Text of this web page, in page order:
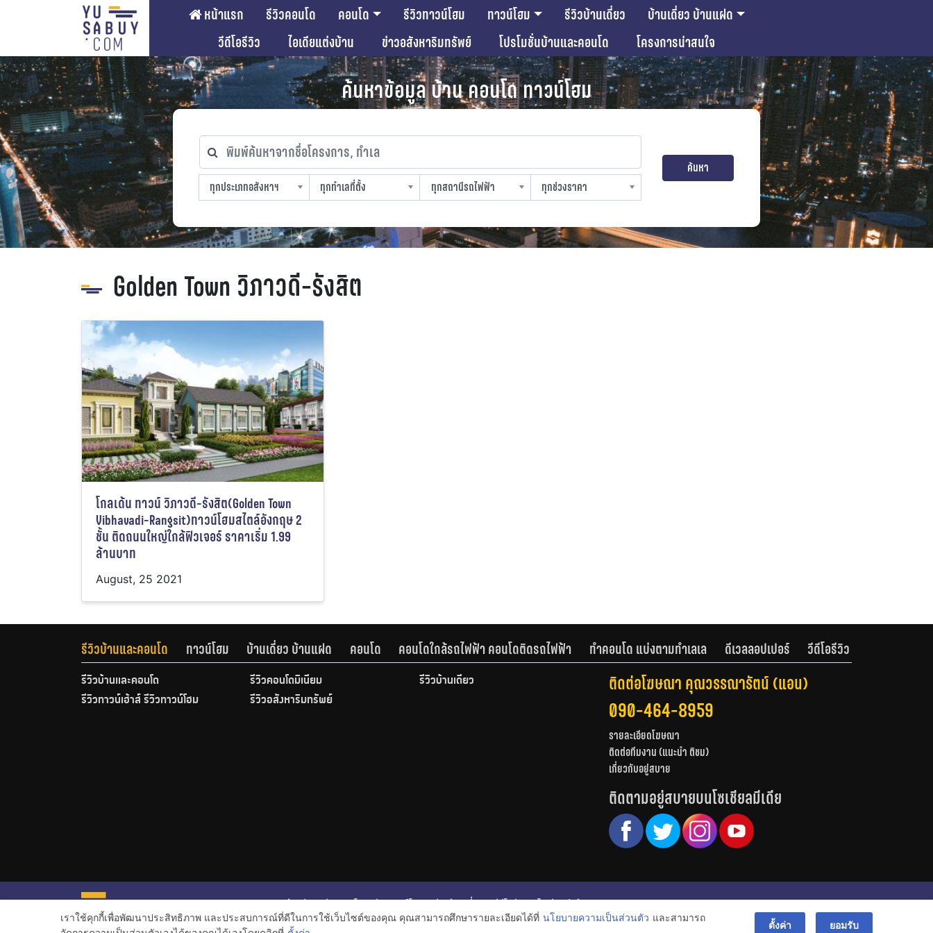
หน้าแรก รีวิวคอนโด คอนโด รีวิวทาวน์โฮม ทาวน์โฮม รีวิวบ้านเดี่ยว
บ้านเดี่ยว บ้านแฝด
วีดีโอรีวิว
ไอเดียแต่งบ้าน ข่าวอสังหาริมทรัพย์ โปรโมชั่นบ้านและคอนโด โครงการน่าสนใจ
ค้นหาข้อมูล บ้าน คอนโด ทาวน์โฮม
พิมพ์ค้นหาจากชื่อโครงการ, ทำเล
ทุกประเภทอสังหาฯ
ทุกประเภทอสังหาฯ
ทุกทำเลที่ตั้ง
ทุกทำเลที่ตั้ง
ทุกสถานีรถไฟฟ้า
ทุกสถานีรถไฟฟ้า
ทุกช่วงราคา
ทุกช่วงราคา
ค้นหา
Golden Town วิภาวดี-รังสิต
โกลเด้น ทาวน์ วิภาวดี-รังสิต(Golden Town
Vibhavadi-Rangsit)ทาวน์โฮมสไตล์อังกฤษ 2
ชั้น ติดถนนใหญ่ใกล้ฟิวเจอร์ ราคาเริ่ม 1.99
ล้านบาท
August, 25 2021
รีวิวบ้านและคอนโด ทาวน์โฮม บ้านเดี่ยว บ้านแฝด คอนโด คอนโดใกล้รถไฟฟ้า คอนโดติดรถไฟฟ้า ทำคอนโด แบ่งตามทำเลเล ดีเวลลอปเปอร์ วีดีโอรีวิว
รีวิวบ้านและคอนโด รีวิวคอนโดมิเนียม
รีวิวบ้านเดี่ยว
รีวิวทาวน์เฮ้าส์ รีวิวทาวน์โฮม
รีวิวอสังหาริมทรัพย์
ติดต่อโฆษณา คุณวรรณารัตน์ (แอน)
090-464-8959
รายละเอียดโฆษณา
ติดต่อทีมงาน (แนะนำ ติชม)
เกี่ยวกับอยู่สบาย
ติดตามอยู่สบายบนโซเชียลมีเดีย
หน้าหลัก รีวิวคอนโด รีวิวทาวน์โฮม รีวิวบ้านเดี่ยว วีดีโอรีวิว
ไอเดียแต่งบ้าน
ข่าวอสังหาริมทรัพย์
โปรโมชั่นบ้านและคอนโด
© สงวนลิขสิทธิ์ 2556-2564
เราใช้คุกกี้เพื่อพัฒนาประสิทธิภาพ และประสบการณ์ที่ดีในการใช้เว็บไซต์ของคุณ คุณสามารถศึกษารายละเอียดได้ที่ นโยบายความเป็นส่วนตัว และสามารถ
ตั้งค่า ยอมรับ